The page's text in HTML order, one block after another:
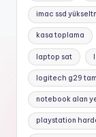
imac ssd
kasa toplama
laptop sat
logitech g29
notebook alan
playstation